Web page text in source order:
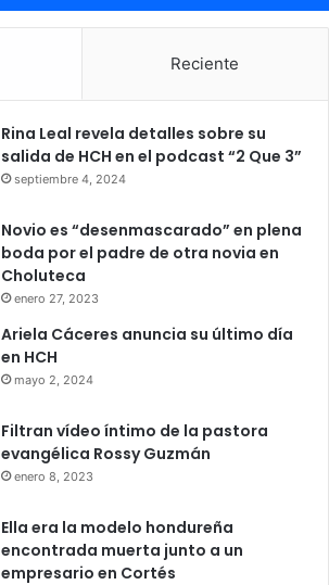
Reciente
Rina Leal revela detalles sobre su
salida de HCH en el podcast “2 Que 3”
septiembre 4, 2024
Novio es “desenmascarado” en plena
boda por el padre de otra novia en
Choluteca
enero 27, 2023
Ariela Cáceres anuncia su último día
en HCH
mayo 2, 2024
Filtran vídeo íntimo de la pastora
evangélica Rossy Guzmán
enero 8, 2023
Ella era la modelo hondureña
encontrada muerta junto a un
empresario en Cortés